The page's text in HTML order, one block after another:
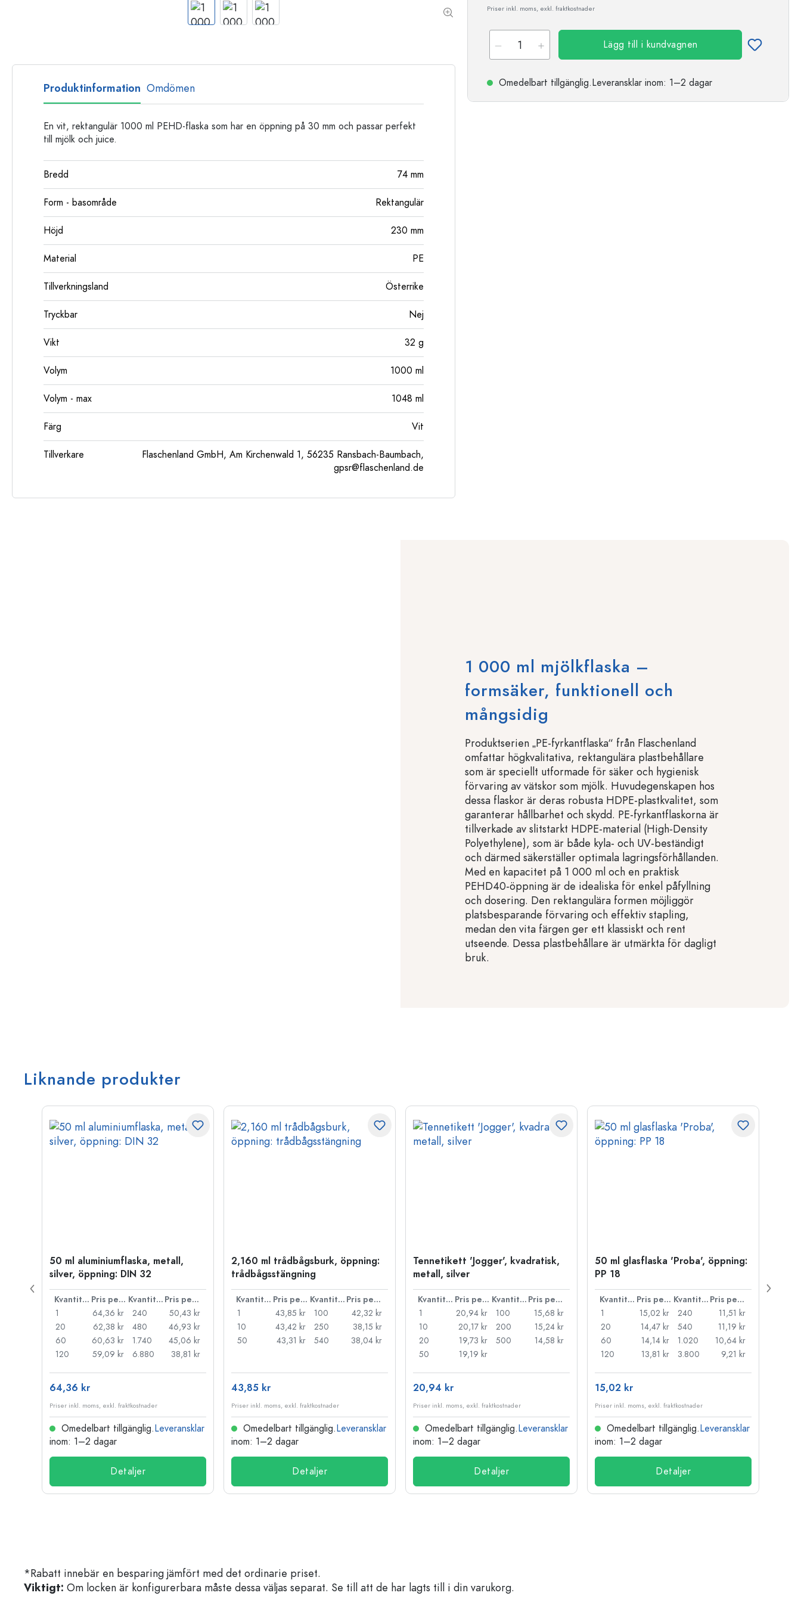
Glasflaskor
Plastflaskor
Priser inkl. moms, exkl. fraktkostnader
Lägg till i kundvagnen
Omedelbart tillgänglig.Leveransklar inom: 1–2 dagar
Produktinformation Omdömen
En vit, rektangulär 1000 ml PEHD-flaska som har en öppning på 30 mm och passar perfekt
till mjölk och juice.
Bredd 74 mm
Form - basområde Rektangulär
Höjd 230 mm
Material PE
Tillverkningsland Österrike
Tryckbar Nej
Vikt 32 g
Volym 1000 ml
Volym - max 1048 ml
Färg Vit
Tillverkare
Flaschenland GmbH, Am Kirchenwald 1, 56235 Ransbach-Baumbach,
gpsr@flaschenland.de
1 000 ml mjölkflaska –
formsäker, funktionell och
mångsidig
Produktserien „PE-fyrkantflaska“ från Flaschenland
omfattar högkvalitativa, rektangulära plastbehållare
som är speciellt utformade för säker och hygienisk
förvaring av vätskor som mjölk. Huvudegenskapen hos
dessa flaskor är deras robusta HDPE-plastkvalitet, som
garanterar hållbarhet och skydd. PE-fyrkantflaskorna är
tillverkade av slitstarkt HDPE-material (High-Density
Polyethylene), som är både kyla- och UV-beständigt
och därmed säkerställer optimala lagringsförhållanden.
Med en kapacitet på 1 000 ml och en praktisk
PEHD40-öppning är de idealiska för enkel påfyllning
och dosering. Den rektangulära formen möjliggör
platsbesparande förvaring och effektiv stapling,
medan den vita färgen ger ett klassiskt och rent
utseende. Dessa plastbehållare är utmärkta för dagligt
bruk.
Liknande produkter
50 ml aluminiumflaska, metall,
silver, öppning: DIN 32
Kvantitet Pris per styck Kvantitet
Pris per styck
1
64,36 kr
20
62,38 kr
60
60,63 kr
120
59,09 kr
240
50,43 kr
480
46,93 kr
1.740
45,06 kr
6.880
38,81 kr
64,36 kr
Priser inkl. moms, exkl. fraktkostnader
Omedelbart tillgänglig.Leveransklar
inom: 1–2 dagar
Detaljer
2,160 ml trådbågsburk, öppning:
trådbågsstängning
Kvantitet Pris per styck Kvantitet
Pris per styck
1
43,85 kr
10
43,42 kr
50
43,31 kr
100
42,32 kr
250
38,15 kr
540
38,04 kr
43,85 kr
Priser inkl. moms, exkl. fraktkostnader
Omedelbart tillgänglig.Leveransklar
inom: 1–2 dagar
Detaljer
Tennetikett 'Jogger', kvadratisk,
metall, silver
Kvantitet Pris per styck Kvantitet
Pris per styck
1
20,94 kr
10
20,17 kr
20
19,73 kr
50
19,19 kr
100
15,68 kr
200
15,24 kr
500
14,58 kr
20,94 kr
Priser inkl. moms, exkl. fraktkostnader
Omedelbart tillgänglig.Leveransklar
inom: 1–2 dagar
Detaljer
50 ml glasflaska 'Proba', öppning:
PP 18
Kvantitet Pris per styck Kvantitet
Pris per styck
1
15,02 kr
20
14,47 kr
60
14,14 kr
120
13,81 kr
240
11,51 kr
540
11,19 kr
1.020
10,64 kr
3.800
9,21 kr
15,02 kr
Priser inkl. moms, exkl. fraktkostnader
Omedelbart tillgänglig.Leveransklar
inom: 1–2 dagar
Detaljer
*Rabatt innebär en besparing jämfört med det ordinarie priset.
Viktigt: Om locken är konfigurerbara måste dessa väljas separat. Se till att de har lagts till i din varukorg.